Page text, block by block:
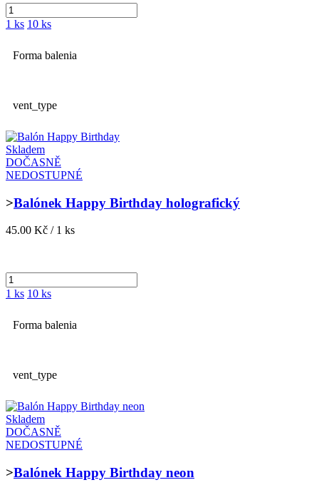
1 ks 10 ks
Forma balenia
vent_type
Skladem
DOČASNĚ
NEDOSTUPNÉ
>Balónek Happy Birthday holografický
45.00 Kč / 1 ks
1 ks 10 ks
Forma balenia
vent_type
Skladem
DOČASNĚ
NEDOSTUPNÉ
>Balónek Happy Birthday neon